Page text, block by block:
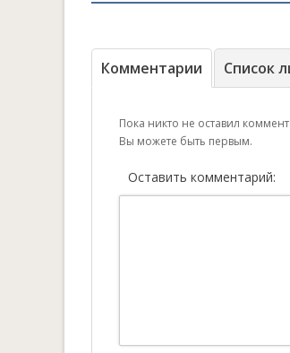
Комментарии Список
Пока никто не оставил
Вы можете быть первым.
Оставить комментарий: